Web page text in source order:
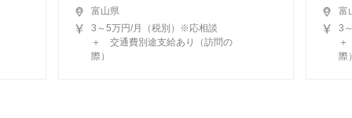
富山県
3～5万円/月（税別）※応相談
＋ 交通費別途支給あり（訪問の
際）
富
3
際